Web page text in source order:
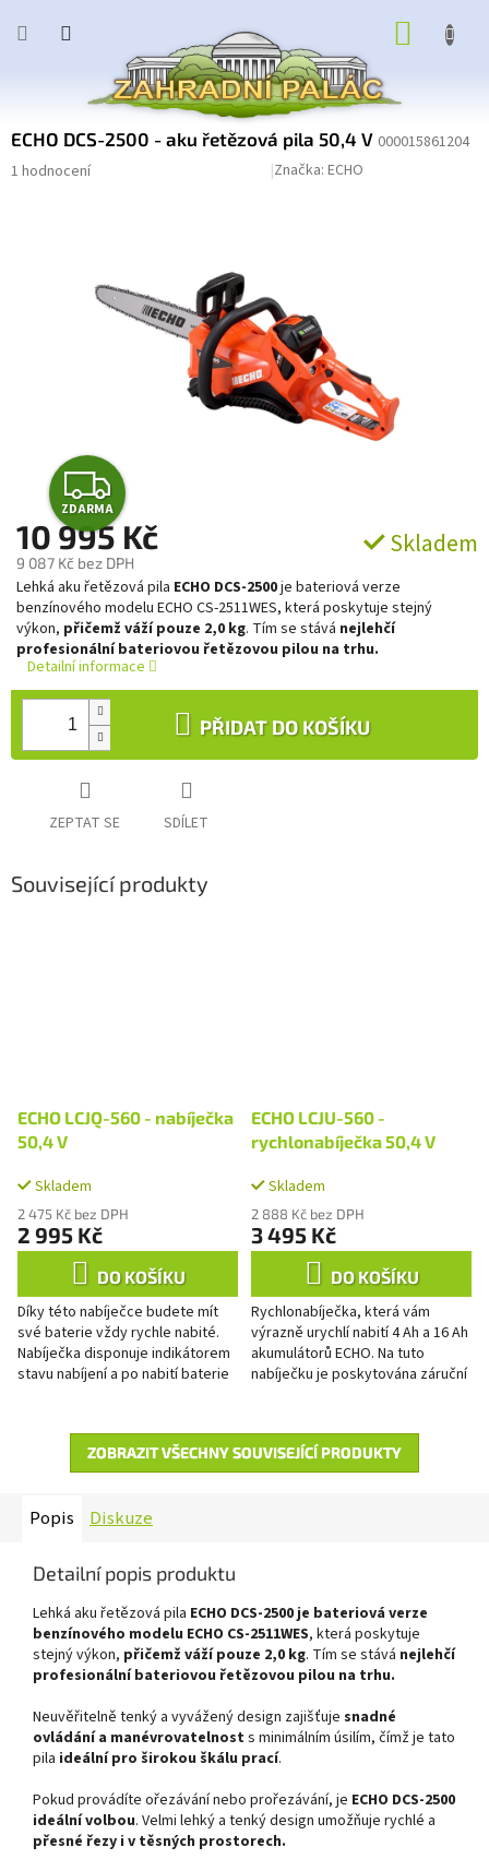
ECHO DCS-2500 - aku řetězová pila 50,4 V 000015861204
Průměrné
1 hodnocení Značka: ECHO
Z
D
A
R
M
A
ZDARMA
10 995 Kč
9 087 Kč bez DPH
Měrná
cena:
Skladem
PŘIDAT DO KOŠÍKU
Lehká aku řetězová pila ECHO DCS-2500je bateriová verze
benzínového modelu ECHO CS-2511WES, která poskytuje stejný
výkon, přičemž váží pouze 2,0 kg. Tím se stává nejlehčí
profesionální bateriovou řetězovou pilou na trhu.
Detailní informace
ZEPTAT SE SDÍLET
Související produkty
ECHO LCJQ-560 - nabíječka
50,4 V
Skladem
2 475 Kč bez DPH
2 995 Kč
DO KOŠÍKU
Díky této nabíječce budete mít
své baterie vždy rychle nabité.
Nabíječka disponuje indikátorem
stavu nabíjení a po nabití baterie
ECHO LCJU-560 -
rychlonabíječka 50,4 V
Skladem
2 888 Kč bez DPH
3 495 Kč
DO KOŠÍKU
Rychlonabíječka, která vám
výrazně urychlí nabití 4 Ah a 16 Ah
akumulátorů ECHO. Na tuto
nabíječku je poskytována záruční
ZOBRAZIT VŠECHNY SOUVISEJÍCÍ PRODUKTY
Popis Diskuze
Detailní popis produktu
Lehká aku řetězová pila ECHO DCS-2500je bateriová verze
benzínového modelu ECHO CS-2511WES, která poskytuje
stejný výkon, přičemž váží pouze 2,0 kg. Tím se stává nejlehčí
profesionální bateriovou řetězovou pilou na trhu.
Neuvěřitelně tenký a vyvážený design zajišťuje snadné
ovládání a manévrovatelnosts minimálním úsilím, čímž je tato
pila ideální pro širokou škálu prací.
Pokud provádíte ořezávání nebo prořezávání, je ECHO DCS-2500
ideální volbou. Velmi lehký a tenký design umožňuje rychlé a
přesné řezy i v těsných prostorech.